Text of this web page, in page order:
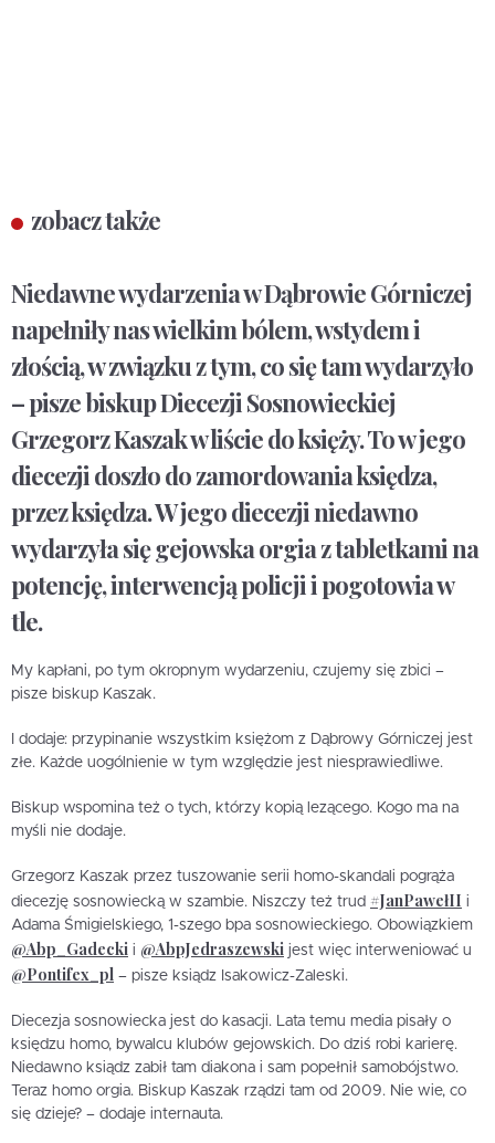
zobacz także
Niedawne wydarzenia w Dąbrowie Górniczej
napełniły nas wielkim bólem, wstydem i
złością, w związku z tym, co się tam wydarzyło
– pisze biskup Diecezji Sosnowieckiej
Grzegorz Kaszak w liście do księży. To w jego
diecezji doszło do zamordowania księdza,
przez księdza. W jego diecezji niedawno
wydarzyła się gejowska orgia z tabletkami na
potencję, interwencją policji i pogotowia w
tle.
My kapłani, po tym okropnym wydarzeniu, czujemy się zbici –
pisze biskup Kaszak.
I dodaje: przypinanie wszystkim księżom z Dąbrowy Górniczej jest
złe. Każde uogólnienie w tym względzie jest niesprawiedliwe.
Biskup wspomina też o tych, którzy kopią lezącego. Kogo ma na
myśli nie dodaje.
Grzegorz Kaszak przez tuszowanie serii homo-skandali pogrąża
diecezję sosnowiecką w szambie. Niszczy też trud #JanPawełII i
Adama Śmigielskiego, 1-szego bpa sosnowieckiego. Obowiązkiem
@Abp_Gadecki i @AbpJedraszewski jest więc interweniować u
@Pontifex_pl – pisze ksiądz Isakowicz-Zaleski.
Diecezja sosnowiecka jest do kasacji. Lata temu media pisały o
księdzu homo, bywalcu klubów gejowskich. Do dziś robi karierę.
Niedawno ksiądz zabił tam diakona i sam popełnił samobójstwo.
Teraz homo orgia. Biskup Kaszak rządzi tam od 2009. Nie wie, co
się dzieje? – dodaje internauta.